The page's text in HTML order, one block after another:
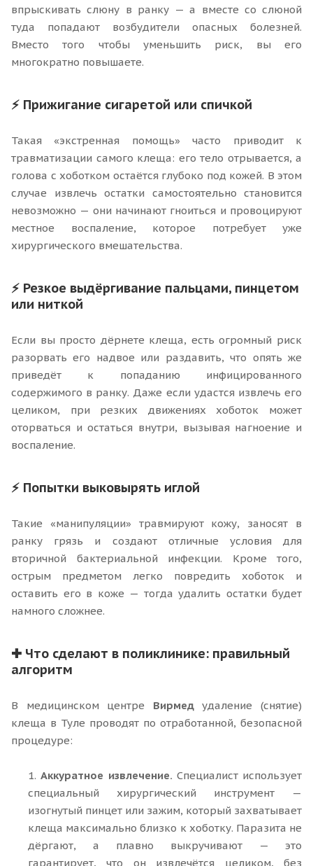
впрыскивать слюну в ранку — а вместе со слюной
туда попадают возбудители опасных болезней.
Вместо того чтобы уменьшить риск, вы его
многократно повышаете.
⚡ Прижигание сигаретой или спичкой
Такая «экстренная помощь» часто приводит к
травматизации самого клеща: его тело отрывается, а
голова с хоботком остаётся глубоко под кожей. В этом
случае извлечь остатки самостоятельно становится
невозможно — они начинают гноиться и провоцируют
местное воспаление, которое потребует уже
хирургического вмешательства.
⚡ Резкое выдёргивание пальцами, пинцетом
или ниткой
Если вы просто дёрнете клеща, есть огромный риск
разорвать его надвое или раздавить, что опять же
приведёт к попаданию инфицированного
содержимого в ранку. Даже если удастся извлечь его
целиком, при резких движениях хоботок может
оторваться и остаться внутри, вызывая нагноение и
воспаление.
⚡ Попытки выковырять иглой
Такие «манипуляции» травмируют кожу, заносят в
ранку грязь и создают отличные условия для
вторичной бактериальной инфекции. Кроме того,
острым предметом легко повредить хоботок и
оставить его в коже — тогда удалить остатки будет
намного сложнее.
✚ Что сделают в поликлинике: правильный
алгоритм
В медицинском центре Вирмедудаление (снятие)
клеща в Туле проводят по отработанной, безопасной
процедуре:
1.Аккуратное извлечение. Специалист использует
специальный хирургический инструмент —
изогнутый пинцет или зажим, который захватывает
клеща максимально близко к хоботку. Паразита не
дёргают, а плавно выкручивают — это
гарантирует, что он извлечётся целиком, без